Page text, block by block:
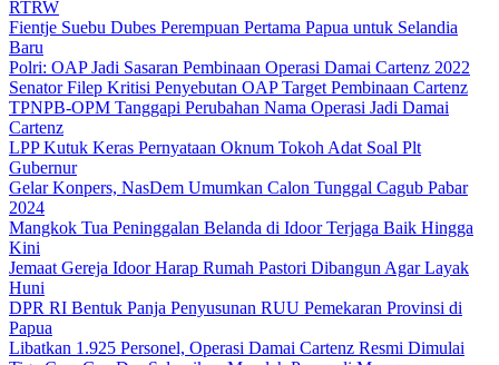
RTRW
Fientje Suebu Dubes Perempuan Pertama Papua untuk Selandia
Baru
Polri: OAP Jadi Sasaran Pembinaan Operasi Damai Cartenz 2022
Senator Filep Kritisi Penyebutan OAP Target Pembinaan Cartenz
TPNPB-OPM Tanggapi Perubahan Nama Operasi Jadi Damai
Cartenz
LPP Kutuk Keras Pernyataan Oknum Tokoh Adat Soal Plt
Gubernur
Gelar Konpers, NasDem Umumkan Calon Tunggal Cagub Pabar
2024
Mangkok Tua Peninggalan Belanda di Idoor Terjaga Baik Hingga
Kini
Jemaat Gereja Idoor Harap Rumah Pastori Dibangun Agar Layak
Huni
DPR RI Bentuk Panja Penyusunan RUU Pemekaran Provinsi di
Papua
Libatkan 1.925 Personel, Operasi Damai Cartenz Resmi Dimulai